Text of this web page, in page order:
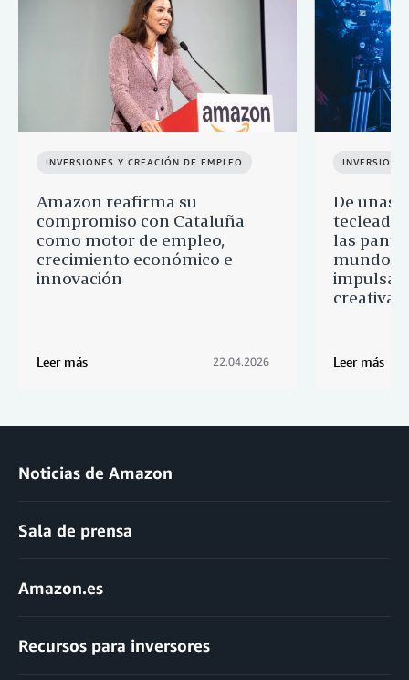
INVERSIONES Y CREACIÓN DE EMPLEO
Amazon reafirma su
compromiso con Cataluña
como motor de empleo,
crecimiento económico e
innovación
Leer más 22.04.2026
De unas
las
mundo:
impulsa
creativas
Leer más
Noticias de Amazon
Sala de prensa
Amazon.es
Recursos para inversores